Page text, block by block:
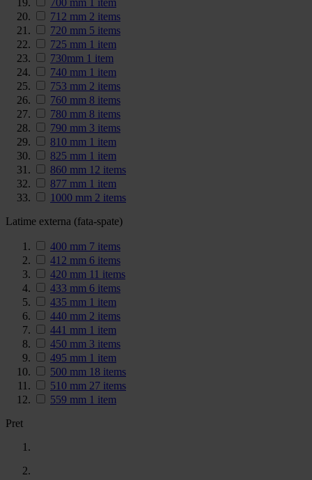
712 mm 2 items
720 mm 5 items
725 mm 1 item
730mm 1 item
740 mm 1 item
753 mm 2 items
760 mm 8 items
780 mm 8 items
790 mm 3 items
810 mm 1 item
825 mm 1 item
860 mm 12 items
877 mm 1 item
1000 mm 2 items
Latime externa (fata-spate)
400 mm 7 items
412 mm 6 items
420 mm 11 items
433 mm 6 items
435 mm 1 item
440 mm 2 items
441 mm 1 item
450 mm 3 items
495 mm 1 item
500 mm 18 items
510 mm 27 items
559 mm 1 item
Pret